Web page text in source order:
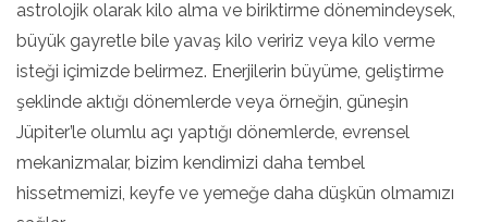
astrolojik olarak kilo alma ve biriktirme dönemindeysek,
büyük gayretle bile yavaş kilo veririz veya kilo verme
isteği içimizde belirmez. Enerjilerin büyüme, geliştirme
şeklinde aktığı dönemlerde veya örneğin, güneşin
Jüpiter’le olumlu açı yaptığı dönemlerde, evrensel
mekanizmalar, bizim kendimizi daha tembel
hissetmemizi, keyfe ve yemeğe daha düşkün olmamızı